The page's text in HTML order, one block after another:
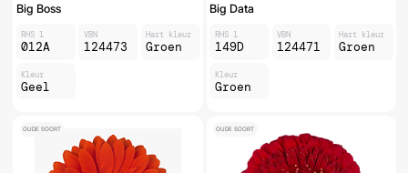
Big Boss
RHS 1
012A
VBN
124473
Hart kleur
Groen
Kleur
Geel
Big Data
RHS 1
149D
VBN
124471
Hart kleur
Groen
Kleur
Groen
OUDE SOORT OUDE SOORT